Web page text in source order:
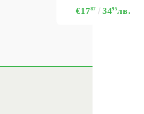
€1787 3495лв.